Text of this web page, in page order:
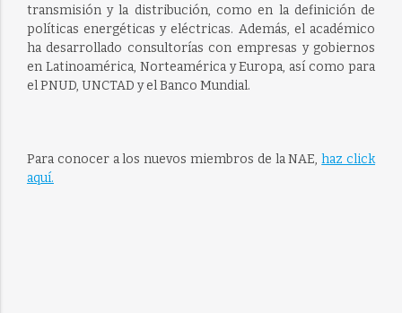
transmisión y la distribución, como en la definición de
políticas energéticas y eléctricas. Además, el académico
ha desarrollado consultorías con empresas y gobiernos
en Latinoamérica, Norteamérica y Europa, así como para
el PNUD, UNCTAD y el Banco Mundial.
Para conocer a los nuevos miembros de la NAE,haz click
aquí.